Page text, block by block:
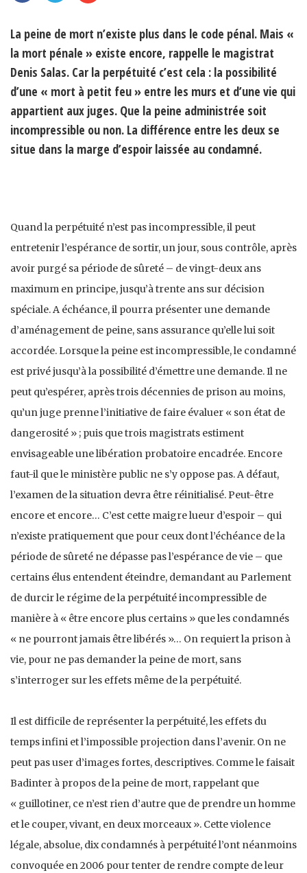
La peine de mort n’existe plus dans le code pénal. Mais «
la mort pénale » existe encore, rappelle le magistrat
Denis Salas. Car la perpétuité c’est cela : la possibilité
d’une « mort à petit feu » entre les murs et d’une vie qui
appartient aux juges. Que la peine administrée soit
incompressible ou non. La différence entre les deux se
situe dans la marge d’espoir laissée au condamné.
Quand la perpétuité n’est pas incompressible, il peut
entretenir l’espérance de sortir, un jour, sous contrôle, après
avoir purgé sa période de sûreté – de vingt-deux ans
maximum en principe, jusqu’à trente ans sur décision
spéciale. A échéance, il pourra présenter une demande
d’aménagement de peine, sans assurance qu’elle lui soit
accordée. Lorsque la peine est incompressible, le condamné
est privé jusqu’à la possibilité d’émettre une demande. Il ne
peut qu’espérer, après trois décennies de prison au moins,
qu’un juge prenne l’initiative de faire évaluer « son état de
dangerosité » ; puis que trois magistrats estiment
envisageable une libération probatoire encadrée. Encore
faut-il que le ministère public ne s’y oppose pas. A défaut,
l’examen de la situation devra être réinitialisé. Peut-être
encore et encore… C’est cette maigre lueur d’espoir – qui
n’existe pratiquement que pour ceux dont l’échéance de la
période de sûreté ne dépasse pas l’espérance de vie – que
certains élus entendent éteindre, demandant au Parlement
de durcir le régime de la perpétuité incompressible de
manière à « être encore plus certains » que les condamnés
« ne pourront jamais être libérés »… On requiert la prison à
vie, pour ne pas demander la peine de mort, sans
s’interroger sur les effets même de la perpétuité.
Il est difficile de représenter la perpétuité, les effets du
temps infini et l’impossible projection dans l’avenir. On ne
peut pas user d’images fortes, descriptives. Comme le faisait
Badinter à propos de la peine de mort, rappelant que
« guillotiner, ce n’est rien d’autre que de prendre un homme
et le couper, vivant, en deux morceaux ». Cette violence
légale, absolue, dix condamnés à perpétuité l’ont néanmoins
convoquée en 2006 pour tenter de rendre compte de leur